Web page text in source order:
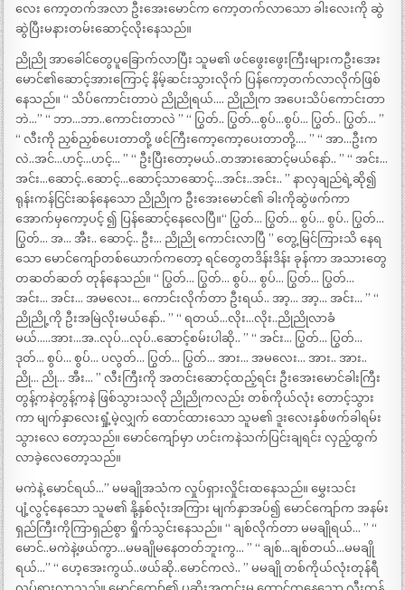
လေး ကော့တက်အလာ ဦးအေးမောင်က ကော့တက်လာသော ခါးလေးကို ဆွဲ
ဆွဲပြီးမနားတမ်းဆောင့်လိုးနေသည်။
ညိုညို အာခေါင်တွေပူခြောက်လာပြီး သူမ၏ ဖင်ဖွေးဖွေးကြီးများကဦးအေး
မောင်၏ဆောင့်အားကြောင့် နိမ့်ဆင်းသွားလိုက် ပြန်ကော့တက်လာလိုက်ဖြစ်
နေသည်။ “ သိပ်ကောင်းတာပဲ ညိုညိုရယ်…. ညိုညိုက အပေးသိပ်ကောင်းတာ
ဘဲ…” “ ဘာ…ဘာ..ကောင်းတာလဲ ” “ ပြွတ်.. ပြွတ်…စွပ်…စွပ်… ပြွတ်.. ပြွတ်… ”
“ လီးကို ညှစ်ညှစ်ပေးတာတို့ ဖင်ကြီးကော့ကော့ပေးတာတို့…. ” “ အာ…ဦးက
လဲ..အင်…ဟင့်…ဟင့်… ” “ ဦးပြီးတော့မယ်..တအားဆောင့်မယ်နော်.. ” “ အင်း…
အင်း…ဆောင့်..ဆောင့်…ဆောင့်သာဆောင့်…အင်း..အင်း.. ” နာလှချည်ရဲ့ဆို၍
ရုန်းကန်ငြင်းဆန်နေသော ညိုညိုက ဦးအေးမောင်၏ ခါးကိုဆွဲဖက်ကာ
အောက်မှကော့ပင့် ၍ ပြန်ဆောင့်နေလေပြီ။“ ပြွတ်… ပြွတ်… စွပ်… စွပ်.. ပြွတ်…
ပြွတ်… အ… အီး.. ဆောင့်.. ဦး… ညိုညို ကောင်းလာပြီ ” တွေ့မြင်ကြားသိ နေရ
သော မောင်ကျော်တစ်ယောက်ကတော့ ရင်တွေတဒိန်းဒိန်း ခုန်ကာ အသားတွေ
တဆတ်ဆတ် တုန်နေသည်။ “ ပြွတ်… ပြွတ်… စွပ်… စွပ်… ပြွတ်… ပြွတ်…
အင်း… အင်း… အမလေး… ကောင်းလိုက်တာ ဦးရယ်.. အာ့… အာ့… အင်း… ” “
ညိုညို့ကို ဦးအမြဲလိုးမယ်နော်.. ” “ ရတယ်…လိုး…လိုး..ညိုညိုလာခံ
မယ်…..အား…အ..လုပ်…လုပ်..ဆောင့်စမ်းပါဆို.. ” “ အင်း… ပြွတ်… ပြွတ်…
ဒုတ်… စွပ်… စွပ်… ပလွတ်… ပြွတ်… ပြွတ်… အား… အမလေး… အား.. အား..
ညို… ညို… အီး… ” လီးကြီးကို အတင်းဆောင့်ထည့်ရင်း ဦးအေးမောင်ခါးကြီး
တွန့်ကနဲတွန့်ကနဲ ဖြစ်သွားသလို ညိုညိုကလည်း တစ်ကိုယ်လုံး တောင့်သွား
ကာ မျက်နှာလေးရှုံ့မဲ့လျှက် ထောင်ထားသော သူမ၏ ဒူးလေးနှစ်ဖက်ခါရမ်း
သွားလေ တော့သည်။ မောင်ကျော်မှာ ဟင်းကနဲသက်ပြင်းချရင်း လှည့်ထွက်
လာခဲ့လေတော့သည်။
မကဲနဲ့ မောင်ရယ်…” မမချိုအသံက လှုပ်ရှားလှိုင်းထနေသည်။ မွှေးသင်း
ပျံ့လွင့်နေသော သူမ၏ နို့နှစ်လုံးအကြား မျက်နှာအပ်၍ မောင်ကျော်က အနမ်း
ရှည်ကြီးကိုကြာရှည်စွာ ရှိုက်သွင်းနေသည်။ “ ချစ်လိုက်တာ မမချိုရယ်… ” “
မောင်..မကဲနဲ့ဖယ်ကွာ…မမချိုမနေတတ်ဘူးကွ… ” “ ချစ်…ချစ်တယ်…မမချို
ရယ်…” “ ဟေ့အေးကွယ်..ဖယ်ဆို..မောင်ကလဲ.. ” မမချို တစ်ကိုယ်လုံးတုန်ရီ